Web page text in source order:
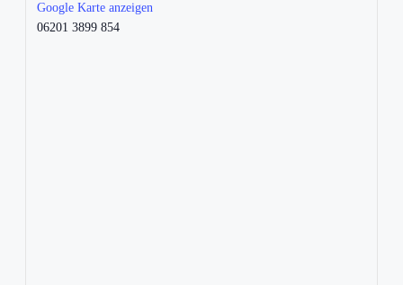
Google Karte anzeigen
06201 3899 854